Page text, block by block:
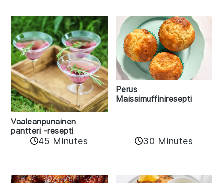
Vaaleanpunainen
pantteri -resepti
45 Minutes
Perus
Maissimuffiniresepti
30 Minutes